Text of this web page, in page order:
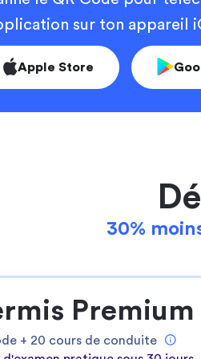
sur ton appareil
Apple Store
30%
Premium
+ 20 cours de conduite